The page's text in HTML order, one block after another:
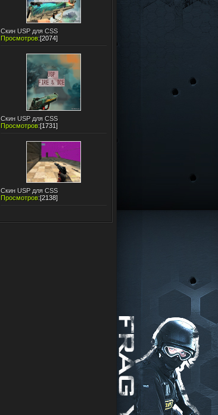
Скин USP для CSS
Просмотров:[2074]
Скин USP для CSS
Просмотров:[1731]
Скин USP для CSS
Просмотров:[2138]